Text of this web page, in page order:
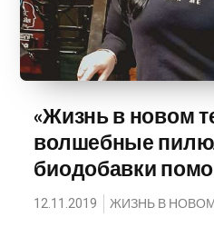
«Жизнь в новом
волшебные
биодобавки
12.11.2019 ЖИЗНЬ В